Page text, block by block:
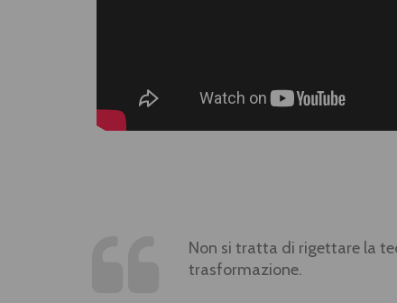
Non si tratta di rigettare la
trasformazione.